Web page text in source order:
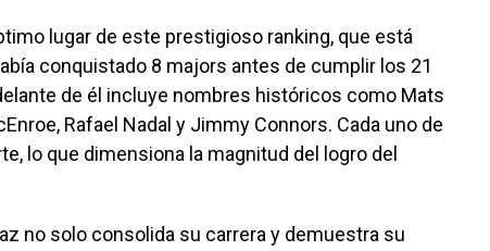
lugar de este prestigioso ranking, que está
conquistado 8 majors antes de cumplir los 21
de él incluye nombres históricos como Mats
Rafael Nadal y Jimmy Connors. Cada uno de
lo que dimensiona la magnitud del logro del
no solo consolida su carrera y demuestra su